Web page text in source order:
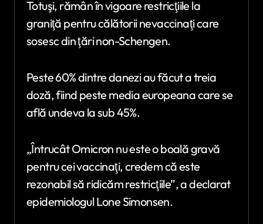
Totuşi, rămân în vigoare restricţiile la
graniţă pentru călătorii nevaccinaţi care
sosesc din ţări non-Schengen.
Peste 60% dintre danezi au făcut a treia
doză, fiind peste media europeana care se
află undeva la sub 45%.
„Întrucât Omicron nu este o boală gravă
pentru cei vaccinaţi, credem că este
rezonabil să ridicăm restricţiile”, a declarat
epidemiologul Lone Simonsen.